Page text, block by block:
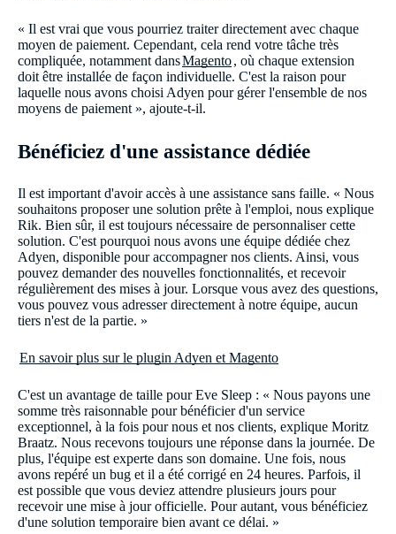
« Il est vrai que vous pourriez traiter directement avec chaque
moyen de paiement. Cependant, cela rend votre tâche très
compliquée, notamment dansMagento, où chaque extension
doit être installée de façon individuelle. C'est la raison pour
laquelle nous avons choisi Adyen pour gérer l'ensemble de nos
moyens de paiement », ajoute-t-il.
Bénéficiez d'une assistance dédiée
Il est important d'avoir accès à une assistance sans faille. « Nous
souhaitons proposer une solution prête à l'emploi, nous explique
Rik. Bien sûr, il est toujours nécessaire de personnaliser cette
solution. C'est pourquoi nous avons une équipe dédiée chez
Adyen, disponible pour accompagner nos clients. Ainsi, vous
pouvez demander des nouvelles fonctionnalités, et recevoir
régulièrement des mises à jour. Lorsque vous avez des questions,
vous pouvez vous adresser directement à notre équipe, aucun
tiers n'est de la partie. »
En savoir plus sur le plugin Adyen et Magento
C'est un avantage de taille pour Eve Sleep : « Nous payons une
somme très raisonnable pour bénéficier d'un service
exceptionnel, à la fois pour nous et nos clients, explique Moritz
Braatz. Nous recevons toujours une réponse dans la journée. De
plus, l'équipe est experte dans son domaine. Une fois, nous
avons repéré un bug et il a été corrigé en 24 heures. Parfois, il
est possible que vous deviez attendre plusieurs jours pour
recevoir une mise à jour officielle. Pour autant, vous bénéficiez
d'une solution temporaire bien avant ce délai. »